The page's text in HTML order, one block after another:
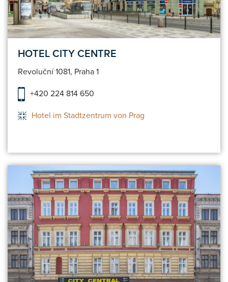
HOTEL CITY CENTRE
Revoluční 1081, Praha 1
+420 224 814 650
Hotel im Stadtzentrum von Prag